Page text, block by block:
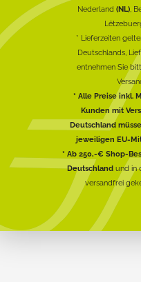
Nederland (NL),
* Lieferzeiten
Deutschlands,
entnehmen Sie
* Alle Preise inkl.
Kunden mit
Deutschland
jeweiligen EU-
* Ab 250,-€ Shop-
Deutschlandund in
versandfrei